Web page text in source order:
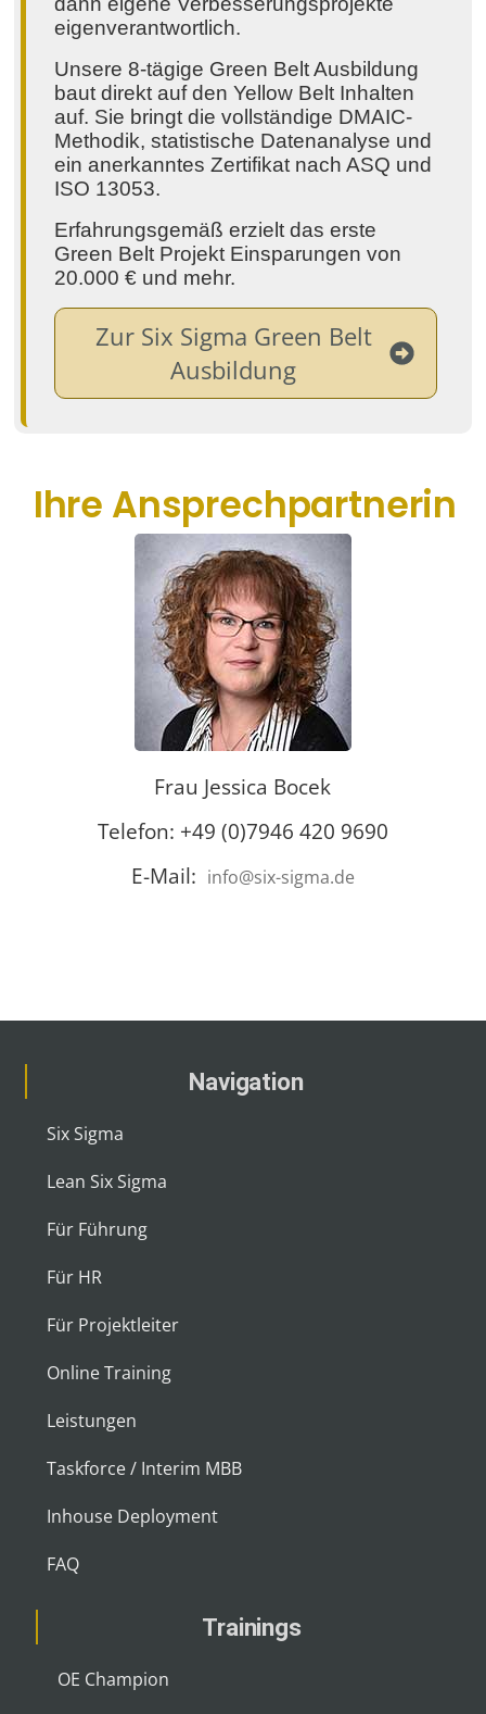
eigenverantwortlich.
Unsere 8-tägige Green Belt Ausbildung
baut direkt auf den Yellow Belt Inhalten
auf. Sie bringt die vollständige DMAIC-
Methodik, statistische Datenanalyse und
ein anerkanntes Zertifikat nach ASQ und
ISO 13053.
Erfahrungsgemäß erzielt das erste
Green Belt Projekt Einsparungen von
20.000 € und mehr.
Zur Six Sigma Green Belt
Ausbildung
Ihre Ansprechpartnerin
Frau Jessica Bocek
Telefon: +49 (0)7946 420 9690
E-Mail: info@six-sigma.de
Navigation
Six Sigma
Lean Six Sigma
Für Führung
Für HR
Für Projektleiter
Online Training
Leistungen
Taskforce / Interim MBB
Inhouse Deployment
FAQ
Trainings
OE Champion